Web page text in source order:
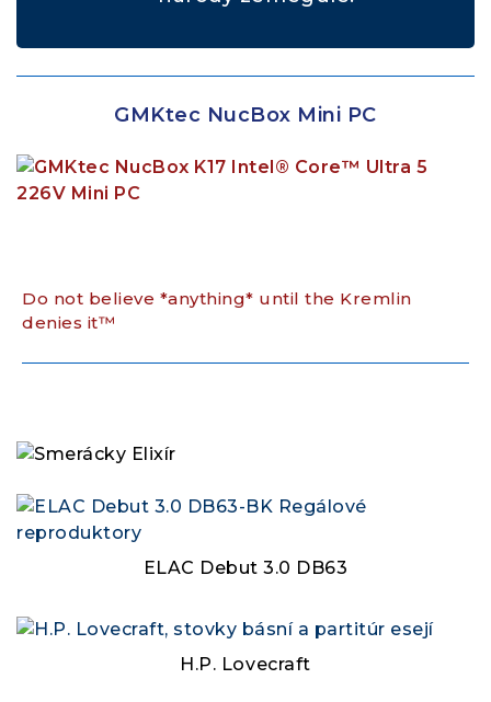
GMKtec NucBox Mini PC
Do not believe *anything* until the Kremlin
denies it™
ELAC Debut 3.0 DB63
H.P. Lovecraft